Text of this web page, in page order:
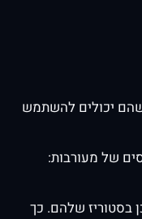
שהם יכולים להשתמש
של מעורבות:
בסטוריז שלהם. כך